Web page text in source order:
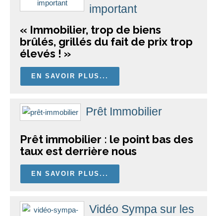
important
« Immobilier, trop de biens
brûlés, grillés du fait de prix trop
élevés ! »
EN SAVOIR PLUS...
Prêt Immobilier
Prêt immobilier : le point bas des
taux est derrière nous
EN SAVOIR PLUS...
Vidéo Sympa sur les